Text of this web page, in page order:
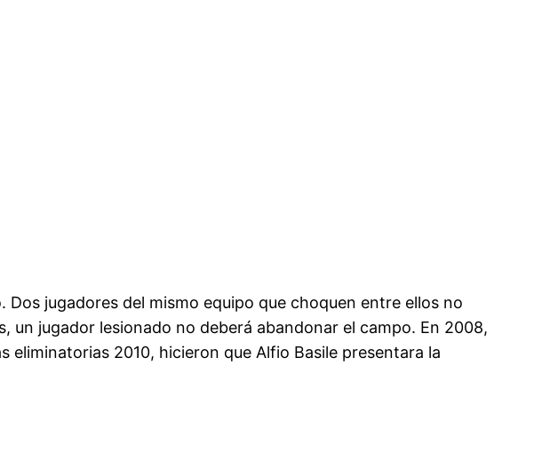
jugadores del mismo equipo que choquen entre ellos no
un jugador lesionado no deberá abandonar el campo. En 2008,
eliminatorias 2010, hicieron que Alfio Basile presentara la